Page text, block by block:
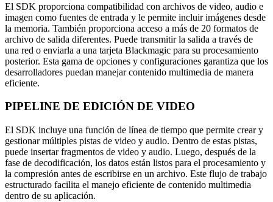
El SDK proporciona compatibilidad con archivos de video, audio e
imagen como fuentes de entrada y le permite incluir imágenes desde
la memoria. También proporciona acceso a más de 20 formatos de
archivo de salida diferentes. Puede transmitir la salida a través de
una red o enviarla a una tarjeta Blackmagic para su procesamiento
posterior. Esta gama de opciones y configuraciones garantiza que los
desarrolladores puedan manejar contenido multimedia de manera
eficiente.
PIPELINE DE EDICIÓN DE VIDEO
El SDK incluye una función de línea de tiempo que permite crear y
gestionar múltiples pistas de video y audio. Dentro de estas pistas,
puede insertar fragmentos de video y audio. Luego, después de la
fase de decodificación, los datos están listos para el procesamiento y
la compresión antes de escribirse en un archivo. Este flujo de trabajo
estructurado facilita el manejo eficiente de contenido multimedia
dentro de su aplicación.